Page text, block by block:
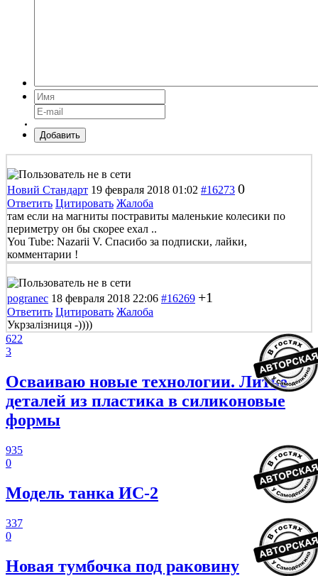
Добавить
Новий Стандарт 19 февраля 2018 01:02 #16273 0
Ответить Цитировать Жалоба
там если на магниты постравиты маленькие колесики по
периметру он бы скорее ехал ..
You Tube: Nazarii V. Спасибо за подписки, лайки,
комментарии !
pogranec 18 февраля 2018 22:06 #16269 +1
Ответить Цитировать Жалоба
Укрзалізниця -))))
622
3
Осваиваю новые технологии. Литье
деталей из пластика в силиконовые
формы
935
0
Модель танка ИС-2
337
0
Новая тумбочка под раковину